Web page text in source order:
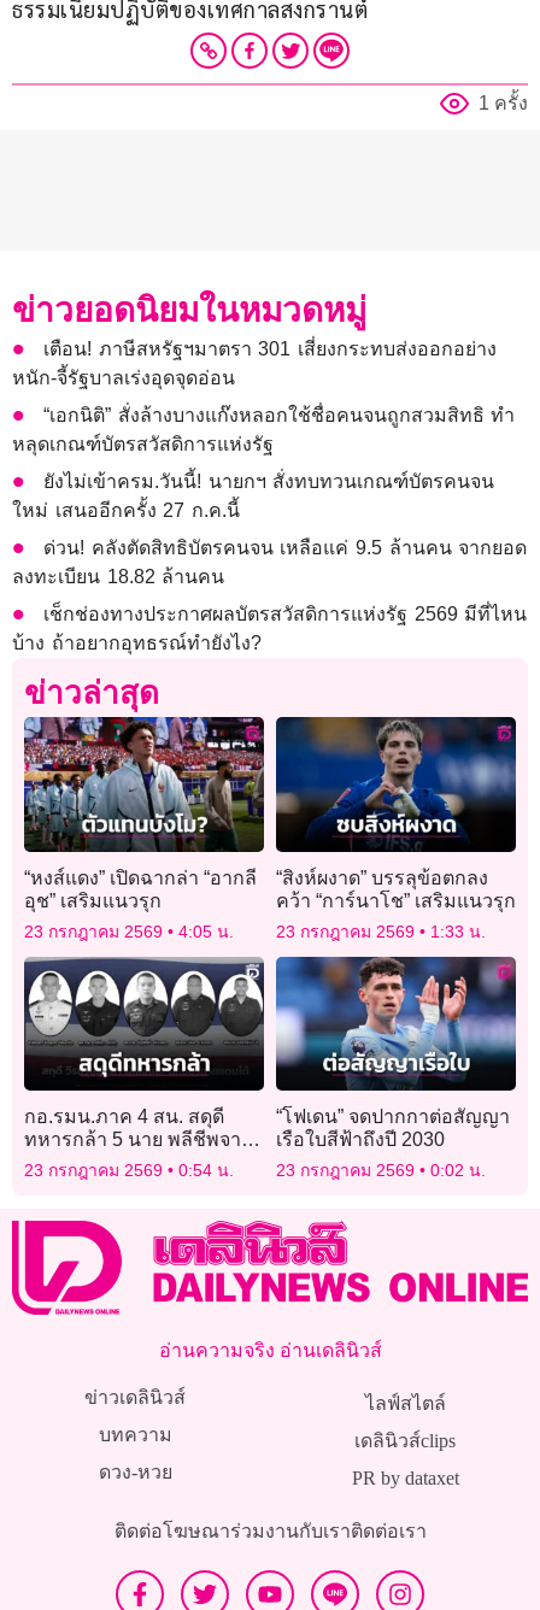
ธรรมเนียมปฏิบัติของเทศกาลสงกรานต์
1 ครั้ง
ข่าวยอดนิยมในหมวดหมู่
เตือน! ภาษีสหรัฐฯมาตรา 301 เสี่ยงกระทบส่งออกอย่าง
หนัก-จี้รัฐบาลเร่งอุดจุดอ่อน
“เอกนิติ” สั่งล้างบางแก๊งหลอกใช้ชื่อคนจนถูกสวมสิทธิ ทำ
หลุดเกณฑ์บัตรสวัสดิการแห่งรัฐ
ยังไม่เข้าครม.วันนี้! นายกฯ สั่งทบทวนเกณฑ์บัตรคนจน
ใหม่ เสนออีกครั้ง 27 ก.ค.นี้
ด่วน! คลังตัดสิทธิบัตรคนจน เหลือแค่ 9.5 ล้านคน จากยอด
ลงทะเบียน 18.82 ล้านคน
เช็กช่องทางประกาศผลบัตรสวัสดิการแห่งรัฐ 2569 มีที่ไหน
บ้าง ถ้าอยากอุทธรณ์ทำยังไง?
ข่าวล่าสุด
“หงส์แดง” เปิดฉากล่า “อากลี
อุช” เสริมแนวรุก
23 กรกฎาคม 2569 4:05 น.
“สิงห์ผงาด” บรรลุข้อตกลง
คว้า “การ์นาโช” เสริมแนวรุก
23 กรกฎาคม 2569 1:33 น.
กอ.รมน.ภาค 4 สน. สดุดี
ทหารกล้า 5 นาย พลีชีพจาก
เหตุคนร้ายลอบยิงใส่จุดตรวจ
23 กรกฎาคม 2569 0:54 น.
“โฟเดน” จดปากกาต่อสัญญา
เรือใบสีฟ้าถึงปี 2030
23 กรกฎาคม 2569 0:02 น.
อ่านความจริง อ่านเดลินิวส์
ข่าวเดลินิวส์
บทความ
ดวง-หวย
ไลฟ์สไตล์
เดลินิวส์clips
PR by dataxet
ติดต่อโฆษณาร่วมงานกับเราติดต่อเรา